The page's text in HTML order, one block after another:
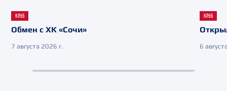
КЛУБ
Обмен с ХК «Сочи»
7 августа 2026 г.
КЛУБ
6